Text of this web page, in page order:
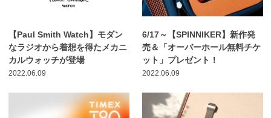
【Paul Smith Watch】モダン
なラジオから着想を得たメカニ
カルウォッチが登場
2022.06.09
6/17～【SPINNIKER】新作発
売＆「オーバーホール無料チケ
ット」プレゼント！
2022.06.09